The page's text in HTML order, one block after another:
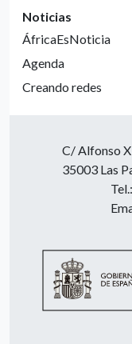
Noticias
ÁfricaEsNoticia
Agenda
Creando redes
C/ Alfonso
35003 Las